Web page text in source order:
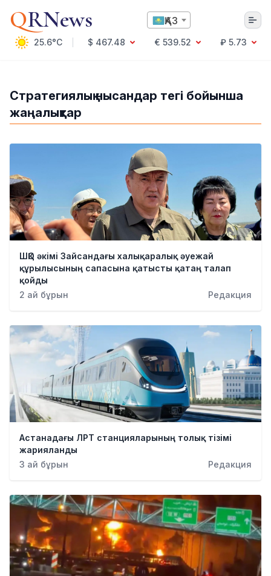
QRNews ҚАЗ
25.6°C $ 467.48 € 539.52
₽ 5.73
Саясат
Экономика
Әлемде
Қоғам
Білім және Ғылым
Оқиға
Спорт
Денсаулық
Бизнес
Қылмыс
Стратегиялық нысандар тегі бойынша
жаңалықтар
ШҚО әкімі Зайсандағы халықаралық әуежай
құрылысының сапасына қатысты қатаң талап
қойды
2 ай бұрын
Редакция
Астанадағы ЛРТ станцияларының толық тізімі
жарияланды
3 ай бұрын
Редакция